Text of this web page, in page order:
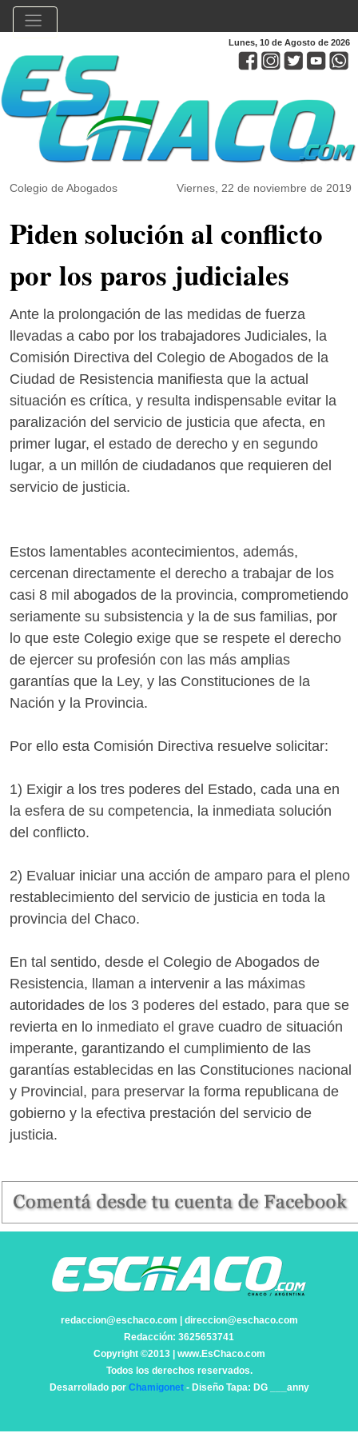
Lunes, 10 de Agosto de 2026
Colegio de Abogados Viernes, 22 de noviembre de 2019
Piden solución al conflicto
por los paros judiciales
Ante la prolongación de las medidas de fuerza
llevadas a cabo por los trabajadores Judiciales, la
Comisión Directiva del Colegio de Abogados de la
Ciudad de Resistencia manifiesta que la actual
situación es crítica, y resulta indispensable evitar la
paralización del servicio de justicia que afecta, en
primer lugar, el estado de derecho y en segundo
lugar, a un millón de ciudadanos que requieren del
servicio de justicia.
Estos lamentables acontecimientos, además,
cercenan directamente el derecho a trabajar de los
casi 8 mil abogados de la provincia, comprometiendo
seriamente su subsistencia y la de sus familias, por
lo que este Colegio exige que se respete el derecho
de ejercer su profesión con las más amplias
garantías que la Ley, y las Constituciones de la
Nación y la Provincia.
Por ello esta Comisión Directiva resuelve solicitar:
1) Exigir a los tres poderes del Estado, cada una en
la esfera de su competencia, la inmediata solución
del conflicto.
2) Evaluar iniciar una acción de amparo para el pleno
restablecimiento del servicio de justicia en toda la
provincia del Chaco.
En tal sentido, desde el Colegio de Abogados de
Resistencia, llaman a intervenir a las máximas
autoridades de los 3 poderes del estado, para que se
revierta en lo inmediato el grave cuadro de situación
imperante, garantizando el cumplimiento de las
garantías establecidas en las Constituciones nacional
y Provincial, para preservar la forma republicana de
gobierno y la efectiva prestación del servicio de
justicia.
redaccion@eschaco.com | direccion@eschaco.com
Redacción: 3625653741
Copyright ©2013 | www.EsChaco.com
Todos los derechos reservados.
Desarrollado por Chamigonet- Diseño Tapa: DG ___anny